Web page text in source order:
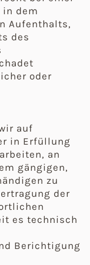
dem
Aufenthalts,
des
oder
auf
in Erfüllung
an
gängigen,
zu
der
es technisch
Berichtigung